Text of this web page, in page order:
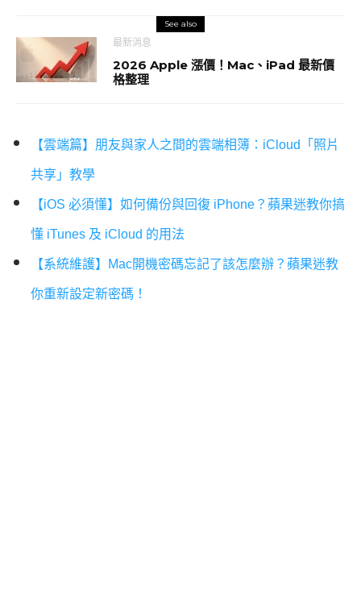
See also
最新消息
2026 Apple 漲價！Mac、iPad 最新價
格整理
【雲端篇】朋友與家人之間的雲端相簿：iCloud「照片
共享」教學
【iOS 必須懂】如何備份與回復 iPhone？蘋果迷教你搞
懂 iTunes 及 iCloud 的用法
【系統維護】Mac開機密碼忘記了該怎麼辦？蘋果迷教
你重新設定新密碼！